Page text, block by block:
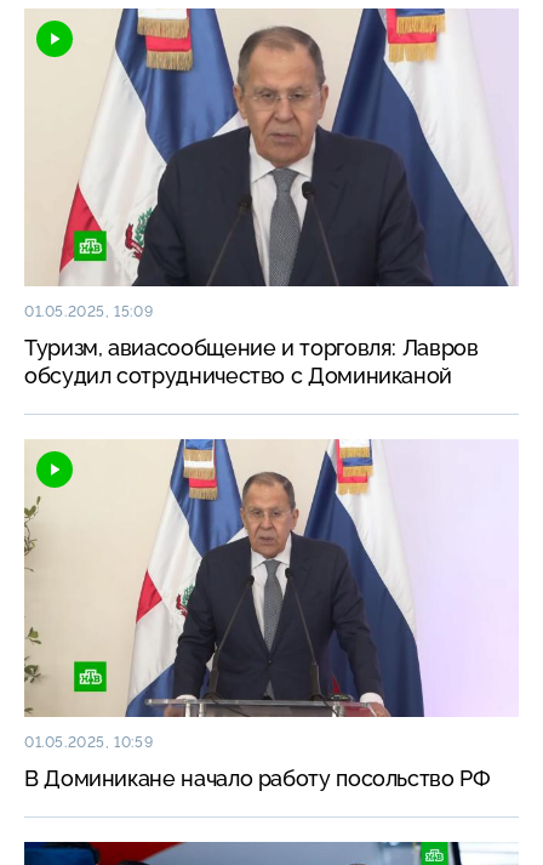
01.05.2025, 15:09
Туризм, авиасообщение и торговля: Лавров
обсудил сотрудничество с Доминиканой
01.05.2025, 10:59
В Доминикане начало работу посольство РФ